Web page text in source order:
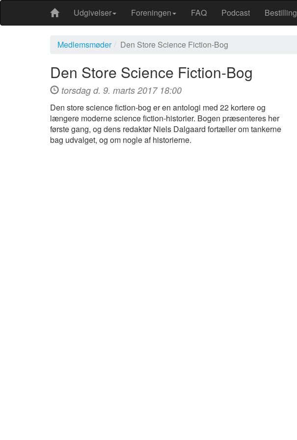
Udgivelser Foreningen FAQ Podcast Bestilling
Medlemsmøder Den Store Science Fiction-Bog
Den Store Science Fiction-Bog
torsdag d. 9. marts 2017 18:00
Den store science fiction-bog er en antologi med 22 kortere og
længere moderne science fiction-historier. Bogen præsenteres her
første gang, og dens redaktør Niels Dalgaard fortæller om tankerne
bag udvalget, og om nogle af historierne.